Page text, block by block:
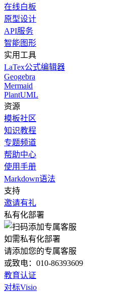
在线白板
原型设计
API服务
智能图形
实用工具
LaTex公式编辑器
Geogebra
Mermaid
PlantUML
资源
模板社区
知识教程
专题频道
帮助中心
使用手册
Markdown语法
支持
邀请有礼
私有化部署
如需私有化部署
请添加您的专属客服
或致电：010-86393609
教育认证
对标Visio